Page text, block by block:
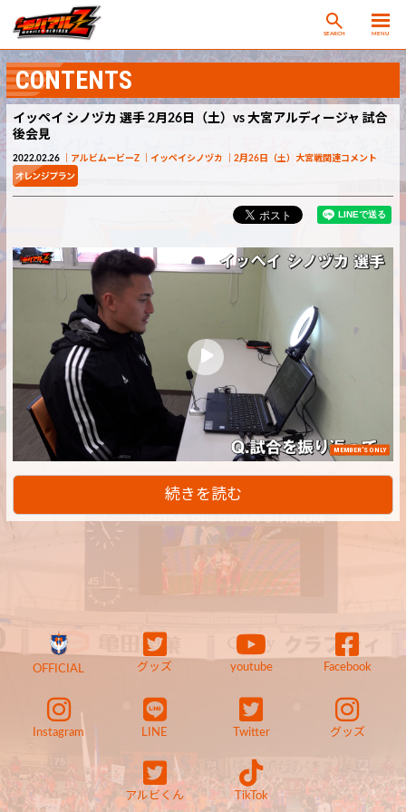
SEARCH MENU
CONTENTS
イッペイ シノヅカ 選手 2月26日（土）vs 大宮アルディージャ 試合
後会見
2022.02.26 アルビムービーZ イッペイシノヅカ 2月26日（土）大宮戦関連コメント
MEMBER'S ONLY
続きを読む
OFFICIAL グッズ youtube Facebook
Instagram LINE Twitter グッズ
アルビくん TikTok